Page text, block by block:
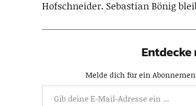
Hofschneider. Sebastian Bönig
Melde dich für ein